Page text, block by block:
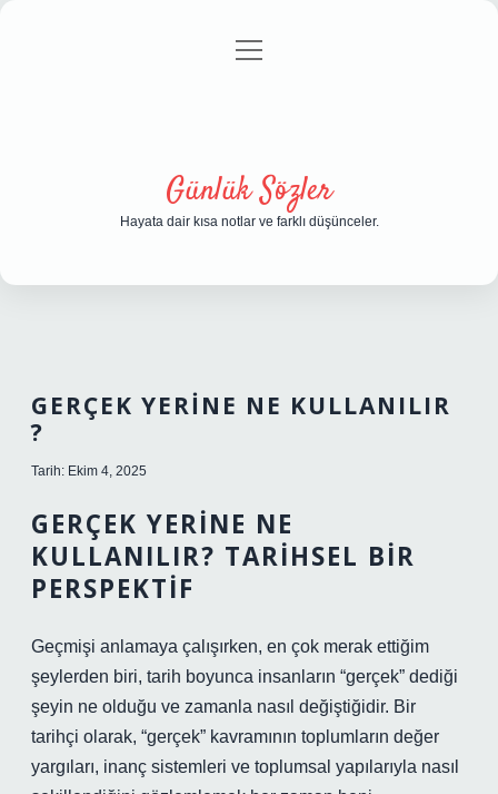
Gizlilik Politikası
menüyü
Günlük Sözler
Hayata dair kısa notlar ve farklı düşünceler.
GERÇEK YERINE NE KULLANILIR
?
Tarih: Ekim 4, 2025
GERÇEK YERINE NE
KULLANILIR? TARIHSEL BIR
PERSPEKTIF
Geçmişi anlamaya çalışırken, en çok merak ettiğim
şeylerden biri, tarih boyunca insanların “gerçek” dediği
şeyin ne olduğu ve zamanla nasıl değiştiğidir. Bir
tarihçi olarak, “gerçek” kavramının toplumların değer
yargıları, inanç sistemleri ve toplumsal yapılarıyla nasıl